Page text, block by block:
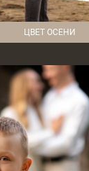
ЦВЕТ ОСЕНИ